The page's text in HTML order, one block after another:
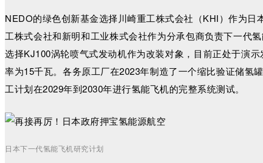
NEDO的绿色创新基金选择川崎重工株式会社（KHI）作为
工株式会社和新明和工业株式会社作为分承包商负责下一代
选择KJ100涡轮喷气式发动机作为改装对象，目前正处于演
率为15千瓦。各务原工厂在2023年制造了一个缩比验证储氢
工计划在2029年到2030年进行氢能飞机的完整系统测试。
日本下一代氢能飞机研究计划